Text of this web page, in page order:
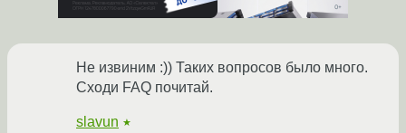
Не извиним :)) Таких вопросов было много.
Сходи FAQ почитай.
slavun ★